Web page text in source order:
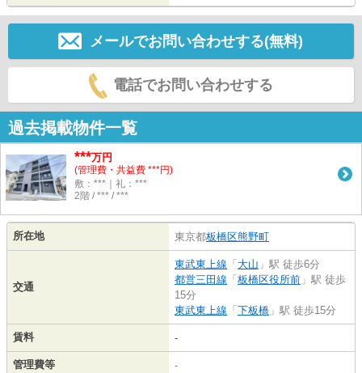
メールでお問い合わせする(無料)
電話でお問い合わせする
過去掲載物件一覧
***万円
(管理費・共益費 ***円)
敷：***｜礼：***
2階 / *** / ***
所在地 東京都板橋区熊野町
交通
東武東上線 「 大山 」駅 徒歩6分
都営三田線 「 板橋区役所前 」駅 徒歩
15分
東武東上線 「 下板橋 」駅 徒歩15分
賃料 -
管理費等 -